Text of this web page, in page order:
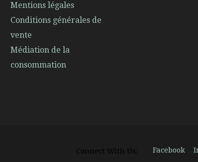
Mentions légales
Conditions générales de
vente
Médiation de la
consommation
Connect With Us: Facebook